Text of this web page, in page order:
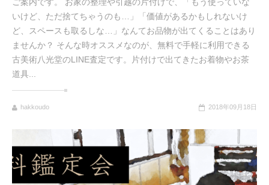
いけど、ただ捨てちゃうのも…」「価値があるかもしれないけ
ど、スペースも取るしな…」なんてお品物が出てくることはあり
ませんか？ そんな時オススメなのが、無料で手軽に利用できる
古美術八光堂のLINE査定です。片付けで出てきたお着物やお茶
道具...
hakkoudo 2018年09月18日